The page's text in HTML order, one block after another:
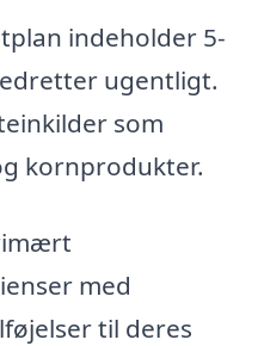
indeholder 5-
ugentligt.
som
kornprodukter.
med
til deres